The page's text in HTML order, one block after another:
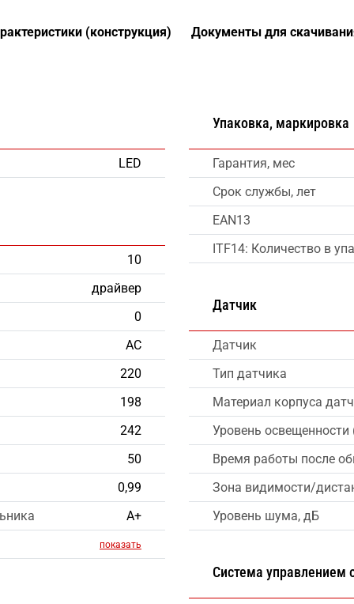
(конструкция) Документы для
LED
10
драйвер
0
AC
220
198
242
50
0,99
А+
показать
Упаковка, маркировка
Гарантия, мес
Срок службы, лет
EAN13
ITF14: Количество в
Датчик
Датчик
Тип датчика
Материал корпуса
Уровень
Время работы после
Зона видимости/
Уровень шума, дБ
Система управлением